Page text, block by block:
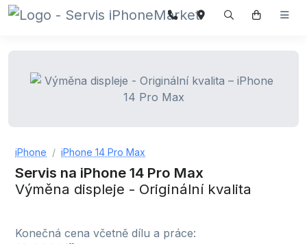
iPhone iPhone 14 Pro Max
Servis na iPhone 14 Pro Max
Výměna displeje - Originální kvalita
Konečná cena včetně dílu a práce: